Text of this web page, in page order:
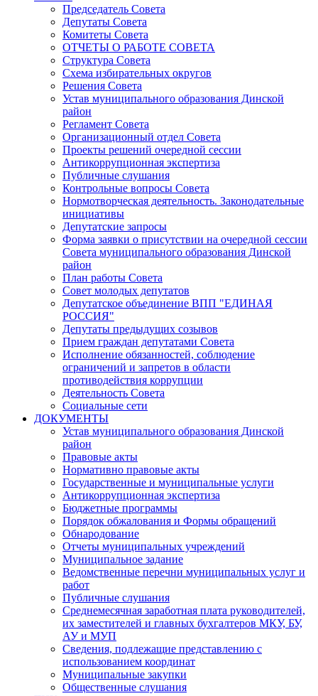
Председатель Совета
Депутаты Совета
Комитеты Совета
ОТЧЕТЫ О РАБОТЕ СОВЕТА
Структура Совета
Схема избирательных округов
Решения Совета
Устав муниципального образования Динской
район
Регламент Совета
Организационный отдел Совета
Проекты решений очередной сессии
Антикоррупционная экспертиза
Публичные слушания
Контрольные вопросы Совета
Нормотворческая деятельность. Законодательные
инициативы
Депутатские запросы
Форма заявки о присутствии на очередной сессии
Совета муниципального образования Динской
район
План работы Совета
Совет молодых депутатов
Депутатское объединение ВПП "ЕДИНАЯ
РОССИЯ"
Депутаты предыдущих созывов
Прием граждан депутатами Совета
Исполнение обязанностей, соблюдение
ограничений и запретов в области
противодействия коррупции
Деятельность Совета
Социальные сети
ДОКУМЕНТЫ
Устав муниципального образования Динской
район
Правовые акты
Нормативно правовые акты
Государственные и муниципальные услуги
Антикоррупционная экспертиза
Бюджетные программы
Порядок обжалования и Формы обращений
Обнародование
Отчеты муниципальных учреждений
Муниципальное задание
Ведомственные перечни муниципальных услуг и
работ
Публичные слушания
Среднемесячная заработная плата руководителей,
их заместителей и главных бухгалтеров МКУ, БУ,
АУ и МУП
Сведения, подлежащие представлению с
использованием координат
Муниципальные закупки
Общественные слушания